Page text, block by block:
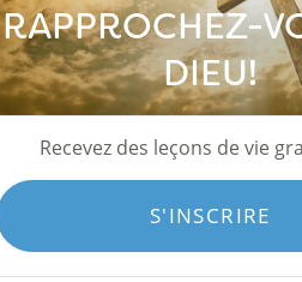
RAPPROCHEZ-
DIEU!
Recevez des leçons de vie
S'INSCRIRE